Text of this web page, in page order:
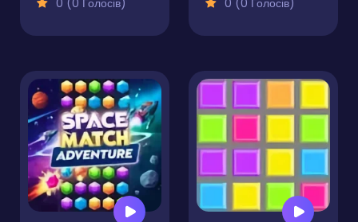
0 (0 Голосів) 0 (0 Голосів)